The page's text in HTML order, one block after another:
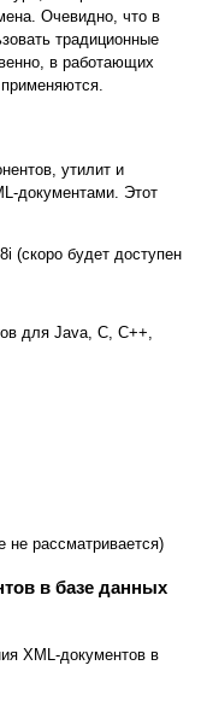
Очевидно, что в
традиционные
в работающих
утилит и
документами. Этот
(скоро будет доступен
для Java, C, C++,
не рассматривается)
в базе данных
XML-документов в